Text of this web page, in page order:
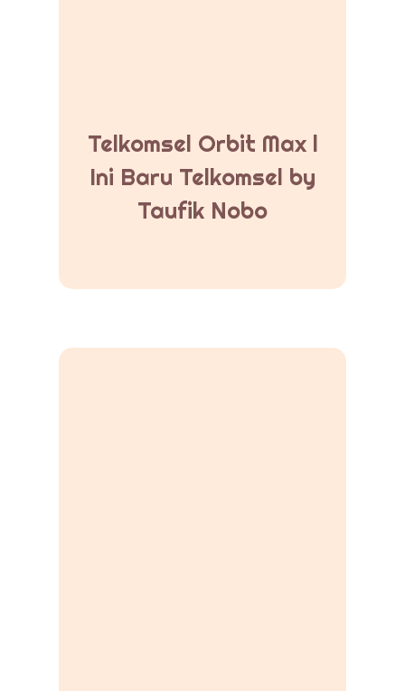
Telkomsel Orbit Max l
Ini Baru Telkomsel by
Taufik Nobo